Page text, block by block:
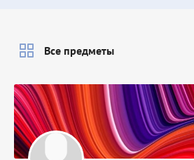
Все предметы